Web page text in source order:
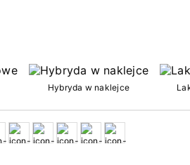
Hybryda w naklejce